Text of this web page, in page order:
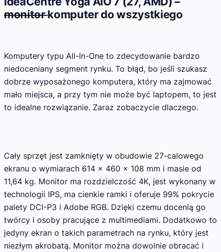
monitorkomputer do wszystkiego
Komputery typu All-In-One to zdecydowanie bardzo
niedoceniany segment rynku. To błąd, bo jeśli szukasz
dobrze wyposażonego komputera, który ma zajmować
mało miejsca, a przy tym nie może być laptopem, to jest
to idealne rozwiązanie. Zaraz zobaczycie dlaczego.
Cały sprzęt jest zamknięty w obudowie 27-calowego
ekranu o wymiarach 614 x 460 x 108 mm i masie od
11,64 kg. Monitor ma rozdzielczość 4K, jest wykonany w
technologii IPS, ma cienkie ramki i oferuje 99% pokrycie
palety DCI-P3 i Adobe RGB. Dzięki czemu docenią go
twórcy i osoby pracujące z multimediami. Dodatkowo to
jedyny ekran o takich parametrach na rynku, który jest
niezłym akrobatą. Monitor można dowolnie obracać i